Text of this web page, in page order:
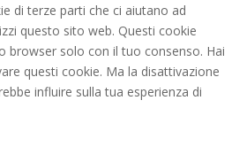
di terze parti che ci aiutano ad
questo sito web. Questi cookie
browser solo con il tuo consenso. Hai
questi cookie. Ma la disattivazione
influire sulla tua esperienza di